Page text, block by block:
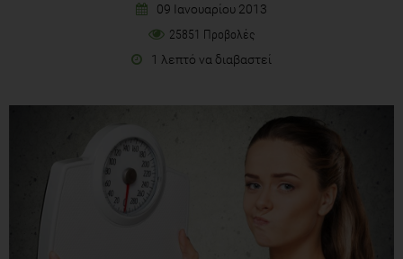
09 Ιανουαρίου 2013
25851 Προβολές
1 λεπτό να διαβαστεί